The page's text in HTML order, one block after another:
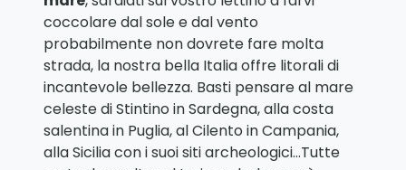
coccolare dal sole e dal vento
probabilmente non dovrete fare molta
strada, la nostra bella Italia offre litorali di
incantevole bellezza. Basti pensare al mare
celeste di Stintino in Sardegna, alla costa
salentina in Puglia, al Cilento in Campania,
alla Sicilia con i suoi siti archeologici…Tutte